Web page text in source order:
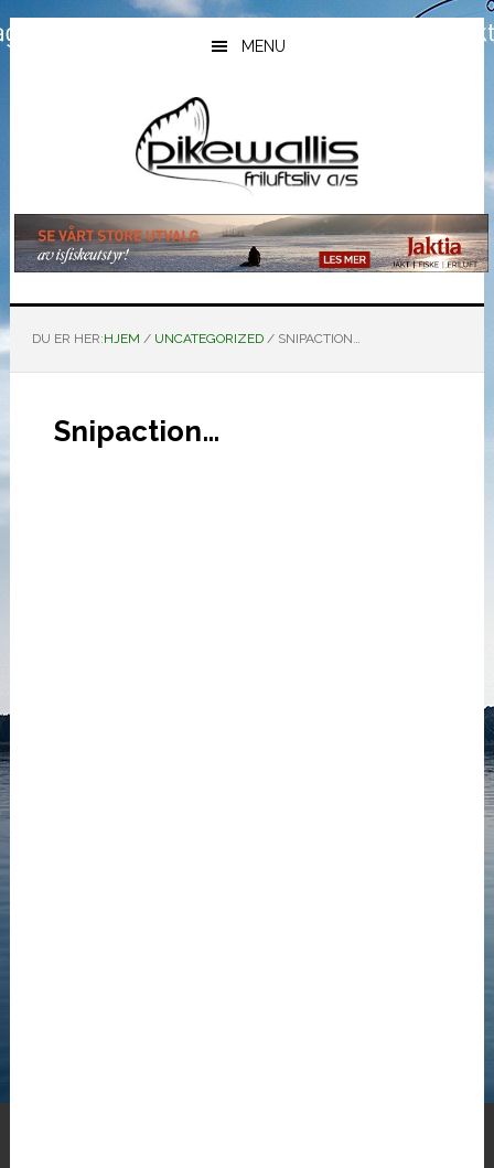
Hopp
til
Hopp
til
Hopp
til
MENU
DU ER HER:HJEM / UNCATEGORIZED /SNIPACTION…
Snipaction…